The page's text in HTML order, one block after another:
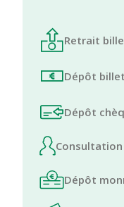
Retrait
Dépôt
Dépôt
Dépôt